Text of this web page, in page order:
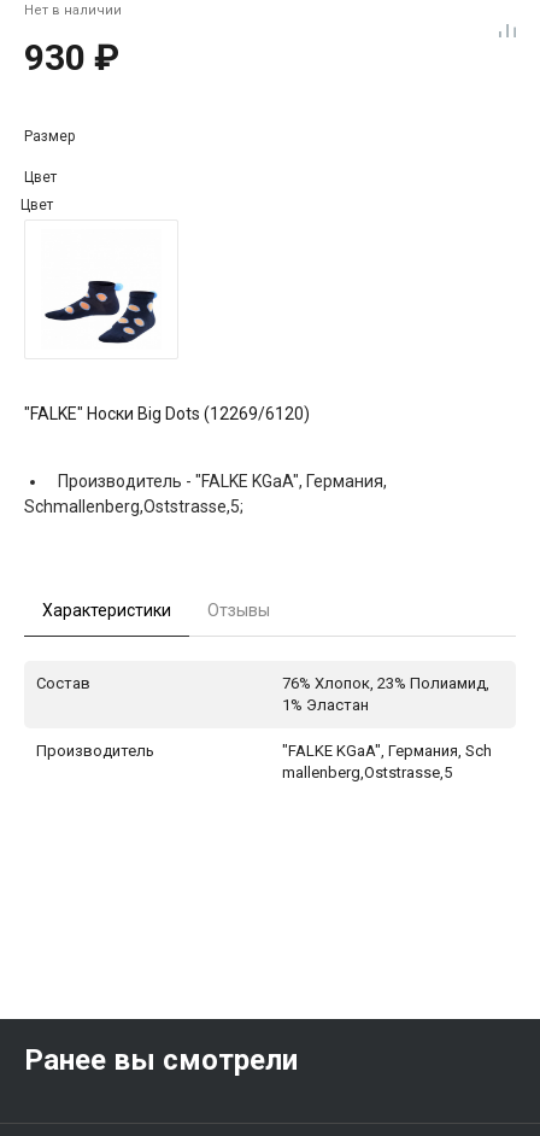
Нет в наличии
930 ₽
Размер
Цвет
Цвет
"FALKE" Носки Big Dots (12269/6120)
Производитель - "FALKE KGaA", Германия,
Schmallenberg,Oststrasse,5;
Характеристики Отзывы
Состав
76% Хлопок, 23% Полиамид,
1% Эластан
Производитель
"FALKE KGaA", Германия, Sch
mallenberg,Oststrasse,5
Ранее вы смотрели